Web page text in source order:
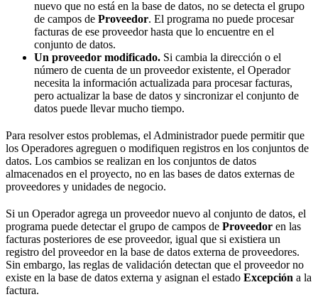
nuevo que no está en la base de datos, no se detecta el grupo
de campos de Proveedor. El programa no puede procesar
facturas de ese proveedor hasta que lo encuentre en el
conjunto de datos.
Un proveedor modificado. Si cambia la dirección o el
número de cuenta de un proveedor existente, el Operador
necesita la información actualizada para procesar facturas,
pero actualizar la base de datos y sincronizar el conjunto de
datos puede llevar mucho tiempo.
Para resolver estos problemas, el Administrador puede permitir que
los Operadores agreguen o modifiquen registros en los conjuntos de
datos. Los cambios se realizan en los conjuntos de datos
almacenados en el proyecto, no en las bases de datos externas de
proveedores y unidades de negocio.
Si un Operador agrega un proveedor nuevo al conjunto de datos, el
programa puede detectar el grupo de campos de Proveedor en las
facturas posteriores de ese proveedor, igual que si existiera un
registro del proveedor en la base de datos externa de proveedores.
Sin embargo, las reglas de validación detectan que el proveedor no
existe en la base de datos externa y asignan el estado Excepción a la
factura.